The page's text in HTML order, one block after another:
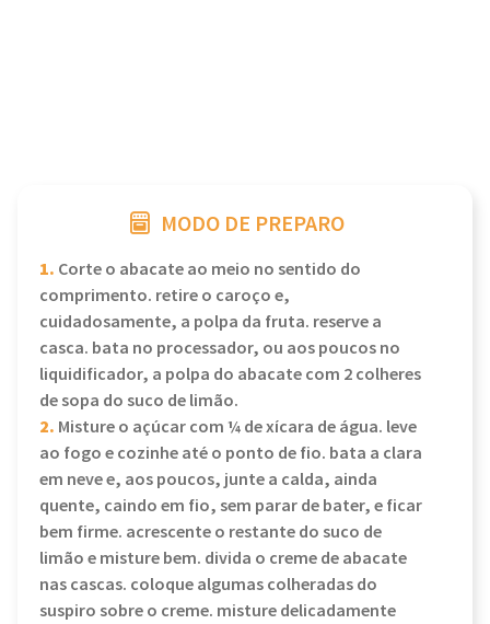
MODO DE PREPARO
1. Corte o abacate ao meio no sentido do
comprimento. retire o caroço e,
cuidadosamente, a polpa da fruta. reserve a
casca. bata no processador, ou aos poucos no
liquidificador, a polpa do abacate com 2 colheres
de sopa do suco de limão.
2. Misture o açúcar com ¼ de xícara de água. leve
ao fogo e cozinhe até o ponto de fio. bata a clara
em neve e, aos poucos, junte a calda, ainda
quente, caindo em fio, sem parar de bater, e ficar
bem firme. acrescente o restante do suco de
limão e misture bem. divida o creme de abacate
nas cascas. coloque algumas colheradas do
suspiro sobre o creme. misture delicadamente